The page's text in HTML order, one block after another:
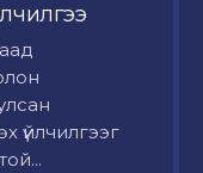
үйлчилгээг